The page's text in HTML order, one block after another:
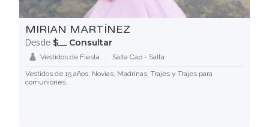
MIRIAN MARTÍNEZ
Desde $__ Consultar
Vestidos de Fiesta
Salta Cap - Salta
Vestidos de 15 años, Novias, Madrinas, Trajes y Trajes para
comuniones.